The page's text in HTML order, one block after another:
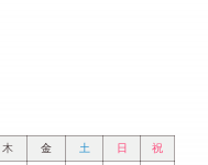
木 金 土 日 祝